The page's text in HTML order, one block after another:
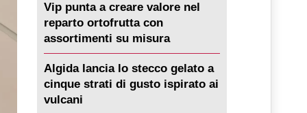
Vip punta a creare valore nel
reparto ortofrutta con
assortimenti su misura
Algida lancia lo stecco gelato a
cinque strati di gusto ispirato ai
vulcani